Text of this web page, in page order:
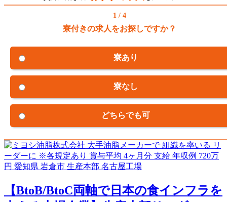
1 / 4
寮付きの求人をお探しですか？
寮あり
寮なし
どちらでも可
【BtoB/BtoC両軸で日本の食インフラを